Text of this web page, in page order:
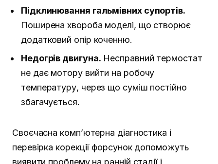
Підклинювання гальмівних супортів.
Поширена хвороба моделі, що створює
додатковий опір коченню.
Недогрів двигуна. Несправний термостат
не дає мотору вийти на робочу
температуру, через що суміш постійно
збагачується.
Своєчасна комп’ютерна діагностика і
перевірка корекції форсунок допоможуть
виявити проблему на ранній стадії і